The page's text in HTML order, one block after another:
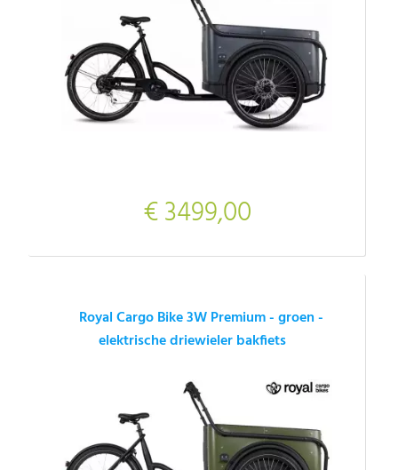
€ 3499,00
Royal Cargo Bike 3W Premium - groen -
elektrische driewieler bakfiets